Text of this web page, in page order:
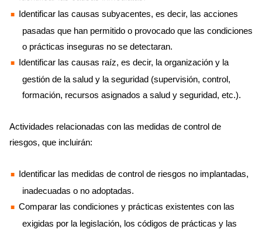
Identificar las causas subyacentes, es decir, las acciones
pasadas que han permitido o provocado que las condiciones
o prácticas inseguras no se detectaran.
Identificar las causas raíz, es decir, la organización y la
gestión de la salud y la seguridad (supervisión, control,
formación, recursos asignados a salud y seguridad, etc.).
Actividades relacionadas con las medidas de control de
riesgos, que incluirán:
Identificar las medidas de control de riesgos no implantadas,
inadecuadas o no adoptadas.
Comparar las condiciones y prácticas existentes con las
exigidas por la legislación, los códigos de prácticas y las